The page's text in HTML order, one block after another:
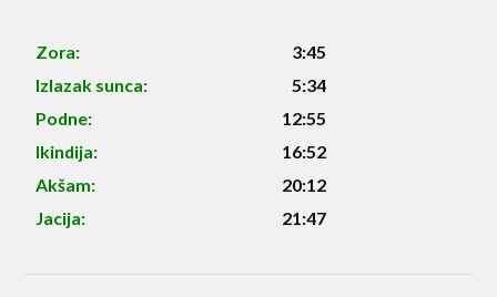
Zora:
3:45
Izlazak sunca:
5:34
Podne:
12:55
Ikindija:
16:52
Akšam:
20:12
Jacija:
21:47